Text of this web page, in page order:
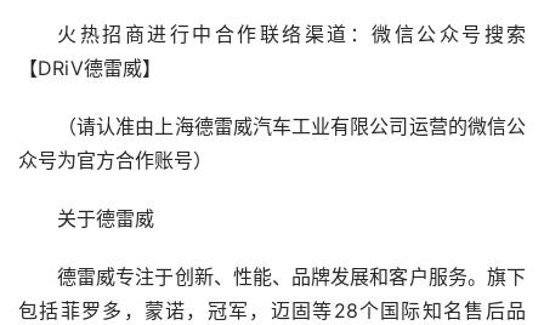
火热招商进行中合作联络渠道：微信公众号搜索
【DRiV德雷威】
（请认准由上海德雷威汽车工业有限公司运营的微信公
众号为官方合作账号）
关于德雷威
德雷威专注于创新、性能、品牌发展和客户服务。旗下
包括菲罗多，蒙诺，冠军，迈固等28个国际知名售后品